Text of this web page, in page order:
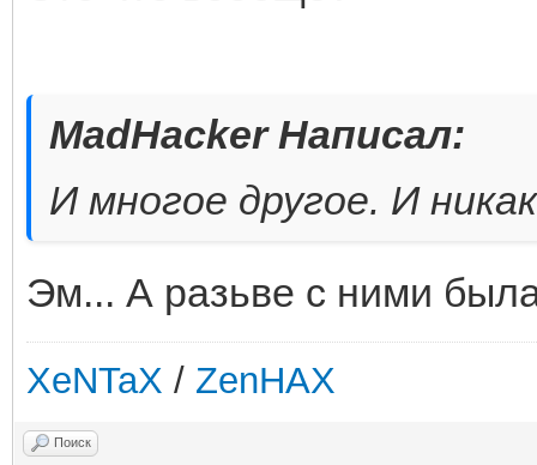
MadHacker Написал:
И многое другое. И
Эм... А разьве с ними
XeNTaX / ZenHAX
Поиск